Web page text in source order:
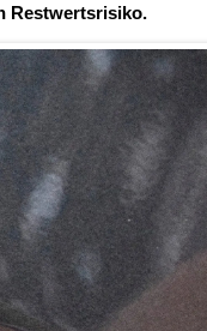
Restwertsrisiko.